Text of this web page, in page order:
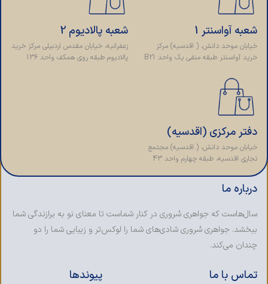
شعبه آواسنتر 1
خیابان موحد دانش، ( اقدسیه) مرکز
خرید آواسنتر طبقه منفی یک واحد B21
شعبه پالادیوم 2
زعفرانیه، خیابان مقدس اردبیلی مرکز خرید
پالادیوم طبقه روی همکف واحد 136
دفتر مرکزی (اقدسیه)
خیابان موحد دانش، ( اقدسیه) مجتمع
تجاری اقدسیه، طبقه چهارم واحد 43
درباره ما
سال‌هاست که جواهری سُروری در کنار شماست تا معنای نو به برازندگی شما
ببخشد. جواهری سُروری شادی‌های شما را لوکس‌تر و زیبایی شما را دو
چندان می‌کند.
تماس با ما پیوندها